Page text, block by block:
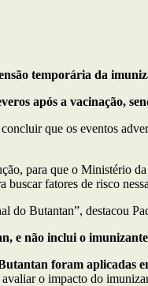
temporária da
após a vacinação,
que os eventos
para que o
buscar fatores de risco
Butantan”, destacou
e não inclui o
foram aplicadas
o impacto do